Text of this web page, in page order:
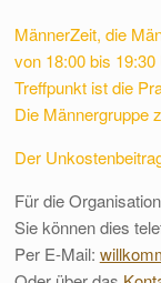
MännerZeit, die
von 18:00 bis 19:30
Treffpunkt ist die
Die Männergruppe
Der
Für die
Sie können dies
Per E-Mail: